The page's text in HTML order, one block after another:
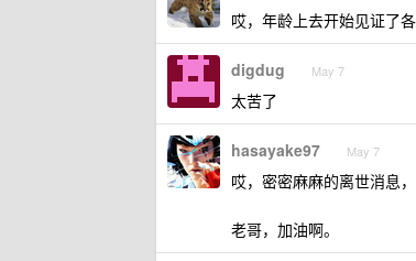
哎，年龄上去开始见证了各
digdug May 7
太苦了
hasayake97 May 7
哎，密密麻麻的离世消息
老哥，加油啊。